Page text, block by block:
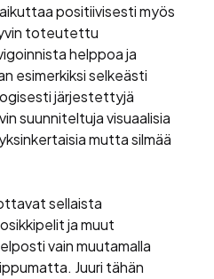
positiivisesti myös
toteutettu
helppoa ja
esimerkiksi selkeästi
järjestettyjä
suunniteltuja visuaalisia
mutta silmää
sellaista
ja muut
vain muutamalla
Juuri tähän